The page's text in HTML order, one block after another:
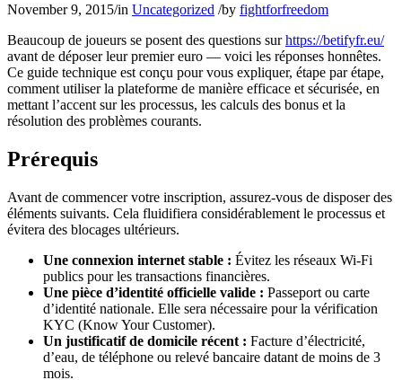
November 9, 2015/in Uncategorized /by fightforfreedom
Beaucoup de joueurs se posent des questions surhttps://betifyfr.eu/
avant de déposer leur premier euro — voici les réponses honnêtes.
Ce guide technique est conçu pour vous expliquer, étape par étape,
comment utiliser la plateforme de manière efficace et sécurisée, en
mettant l’accent sur les processus, les calculs des bonus et la
résolution des problèmes courants.
Prérequis
Avant de commencer votre inscription, assurez-vous de disposer des
éléments suivants. Cela fluidifiera considérablement le processus et
évitera des blocages ultérieurs.
Une connexion internet stable : Évitez les réseaux Wi-Fi
publics pour les transactions financières.
Une pièce d’identité officielle valide : Passeport ou carte
d’identité nationale. Elle sera nécessaire pour la vérification
KYC (Know Your Customer).
Un justificatif de domicile récent : Facture d’électricité,
d’eau, de téléphone ou relevé bancaire datant de moins de 3
mois.